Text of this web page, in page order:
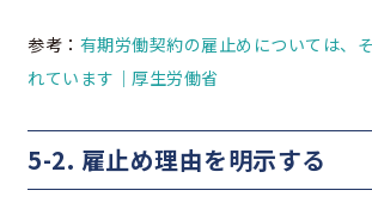
参考： 有期労働契約の雇止めについては、
れています｜厚生労働省
5-2. 雇止め理由を明示する